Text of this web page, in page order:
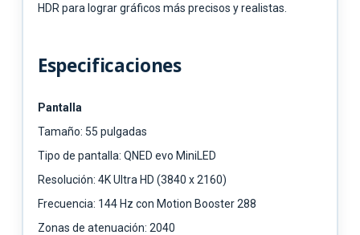
HDR para lograr gráficos más precisos y realistas.
Especificaciones
Pantalla
Tamaño: 55 pulgadas
Tipo de pantalla: QNED evo MiniLED
Resolución: 4K Ultra HD (3840 x 2160)
Frecuencia: 144 Hz con Motion Booster 288
Zonas de atenuación: 2040